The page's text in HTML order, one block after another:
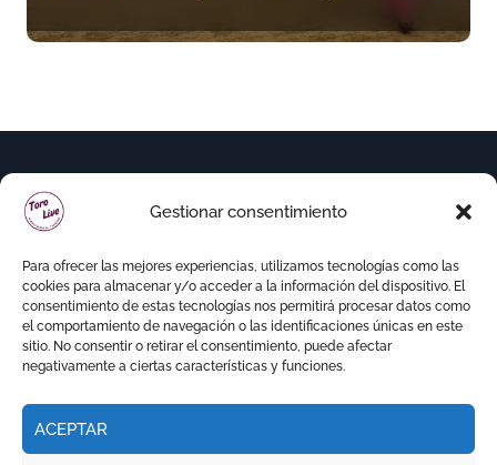
Gestionar consentimiento
Para ofrecer las mejores experiencias, utilizamos tecnologías como las
cookies para almacenar y/o acceder a la información del dispositivo. El
consentimiento de estas tecnologías nos permitirá procesar datos como
el comportamiento de navegación o las identificaciones únicas en este
sitio. No consentir o retirar el consentimiento, puede afectar
negativamente a ciertas características y funciones.
ACEPTAR
la Feria de Gor